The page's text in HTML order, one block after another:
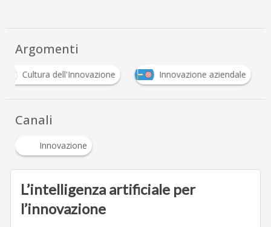
Argomenti
Cultura dell'Innovazione Innovazione aziendale
Canali
Innovazione
L’intelligenza artificiale per
l’innovazione